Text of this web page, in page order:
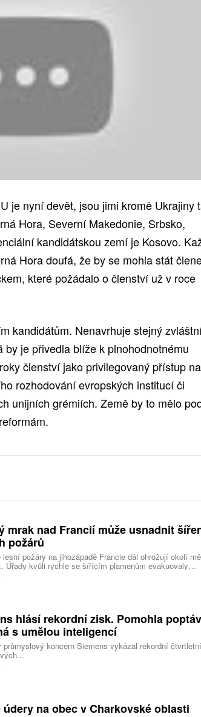
je nyní devět, jsou jimi kromě Ukrajiny
Hora, Severní Makedonie, Srbsko,
kandidátskou zemí je Kosovo.
Hora doufá, že by se mohla stát
které požádalo o členství už v roce
kandidátům. Nenavrhuje stejný
by je přivedla blíže k plnohodnotnému
členství jako privilegovaný přístup na
rozhodování evropských institucí či
unijních grémiích. Země by to mělo
mrak nad Francií může usnadnit
požárů
lesní požáry na jihozápadě Francie dál ohrožují okolí
Úřady kvůli rychle se šířícím plamenům evakuovaly
lidí a nevylučují ani další rozšiřování bezpečnostních
zároveň čelí neobvyklému jevu, který podle nich
hlásí rekordní zisk. Pomohla
s umělou inteligencí
průmyslový koncern Siemens vykázal rekordní
údery na obec v Charkovské oblasti